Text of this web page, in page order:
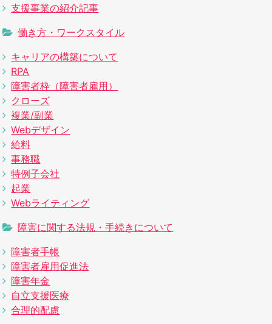
支援事業の紹介記事
働き方・ワークスタイル
キャリアの構築について
RPA
障害者枠（障害者雇用）
クローズ
複業/副業
Webデザイン
給料
事務職
特例子会社
起業
Webライティング
障害に関する法規・手続きについて
障害者手帳
障害者雇用促進法
障害年金
自立支援医療
合理的配慮